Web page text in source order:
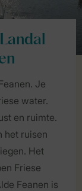
Je
water.
en ruimte.
het ruisen
Het
Friese
Feanen is